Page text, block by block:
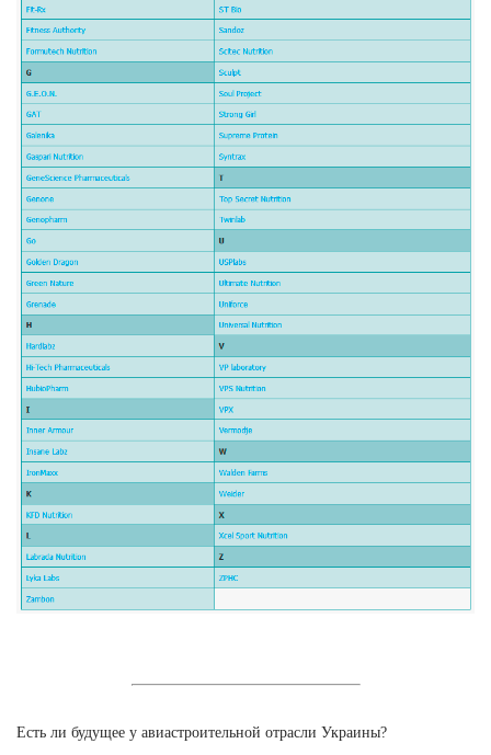
Есть ли будущее у авиастроительной отрасли Украины?